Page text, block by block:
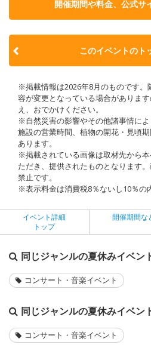
開催期間や料金、公式サ
このイベントのト
※掲載情報は2026年8月のものです。
容が変更となっている場合がありま
え、おでかけください。
※自然災害の影響やその他諸事情によ
施設の営業時間、植物の開花・見頃
あります。
※掲載されている画像は取材先から
ただき、提供されたものとなります
禁止です。
※表示料金は消費税8％ないし10％の
イベント詳細
トップ
開催期間な
同じジャンルの夏休みイベン
コンサート・音楽イベント
同じジャンルの夏休みイベン
コンサート・音楽イベント